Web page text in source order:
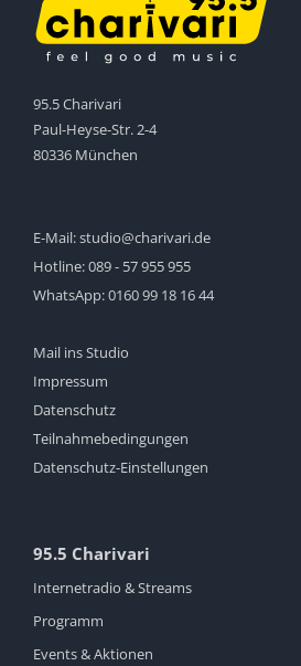
95.5 Charivari
Paul-Heyse-Str. 2-4
80336 München
E-Mail:studio@charivari.de
Hotline:089 - 57 955 955
WhatsApp:0160 99 18 16 44
Mail ins Studio
Impressum
Datenschutz
Teilnahmebedingungen
Datenschutz-Einstellungen
95.5 Charivari
Internetradio & Streams
Programm
Events & Aktionen